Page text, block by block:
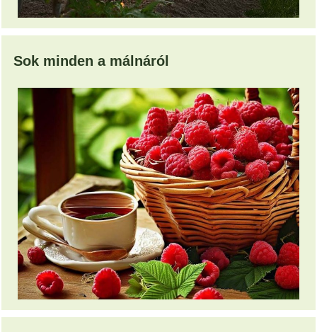
Sok minden a málnáról